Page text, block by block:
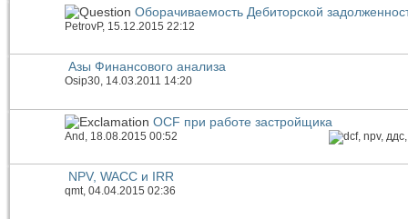
Оборачиваемость Дебиторской
PetrovP, 15.12.2015 22:12
Азы Финансового анализа
Osip30, 14.03.2011 14:20
OCF при работе застройщика
And , 18.08.2015 00:52
NPV, WACC и IRR
qmt, 04.04.2015 02:36